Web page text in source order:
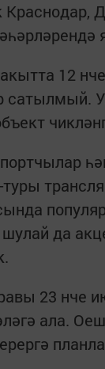
Краснодар,
12
сатылмый.
шулай да
23 нче
ала.